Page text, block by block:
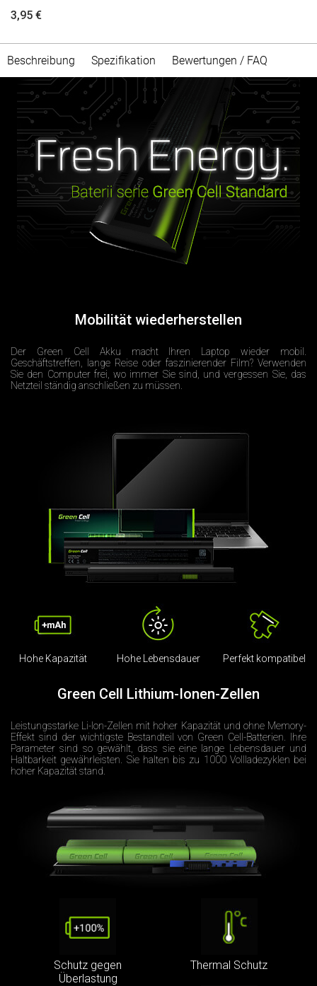
3,95 €
Beschreibung Spezifikation Bewertungen / FAQ
Mobilität wiederherstellen
Der Green Cell Akku macht Ihren Laptop wieder mobil.
Geschäftstreffen, lange Reise oder faszinierender Film? Verwenden
Sie den Computer frei, wo immer Sie sind, und vergessen Sie, das
Netzteil ständig anschließen zu müssen.
Hohe Kapazität Hohe Lebensdauer Perfekt kompatibel
Green Cell Lithium-Ionen-Zellen
Leistungsstarke Li-Ion-Zellen mit hoher Kapazität und ohne Memory-
Effekt sind der wichtigste Bestandteil von Green Cell-Batterien. Ihre
Parameter sind so gewählt, dass sie eine lange Lebensdauer und
Haltbarkeit gewährleisten. Sie halten bis zu 1000 Vollladezyklen bei
hoher Kapazität stand.
Schutz gegen
Überlastung
Thermal Schutz